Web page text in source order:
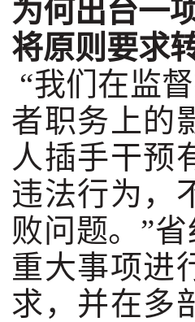
为何出台一
将原则要求
“我们在监
者职务上的
人插手干预
违法行为，
败问题。”
重大事项进
求，并在多